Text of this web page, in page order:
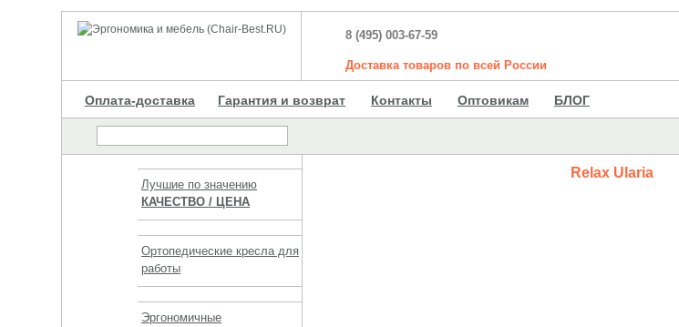
8 (495) 003-67-59
Доставкатоваров по всей России
Оплата-доставка Гарантия и возврат Контакты Оптовикам БЛОГ
Лучшие по значению
КАЧЕСТВО / ЦЕНА
Ортопедические кресла для
работы
Эргономичные
Relax Ularia